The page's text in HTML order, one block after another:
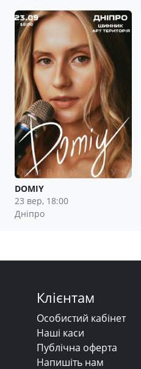
DOMIY
23 вер, 18:00
Дніпро
Клієнтам
Особистий кабінет
Наші каси
Публічна оферта
Напишіть нам